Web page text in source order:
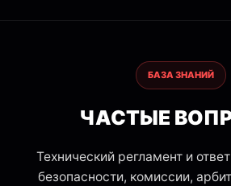
БАЗА ЗНАНИЙ
ЧАСТЫЕ
Технический регламент и
безопасности, комиссии,